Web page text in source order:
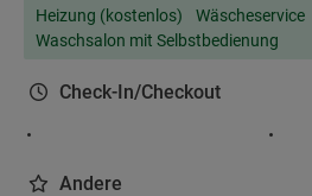
Heizung (kostenlos) Wäscheservice
Waschsalon mit Selbstbedienung
Check-In/Checkout
Andere